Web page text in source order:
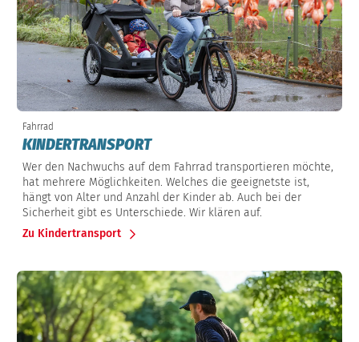
Fahrrad
KINDERTRANSPORT
Wer den Nachwuchs auf dem Fahrrad transportieren möchte,
hat mehrere Möglichkeiten. Welches die geeignetste ist,
hängt von Alter und Anzahl der Kinder ab. Auch bei der
Sicherheit gibt es Unterschiede. Wir klären auf.
Zu Kindertransport